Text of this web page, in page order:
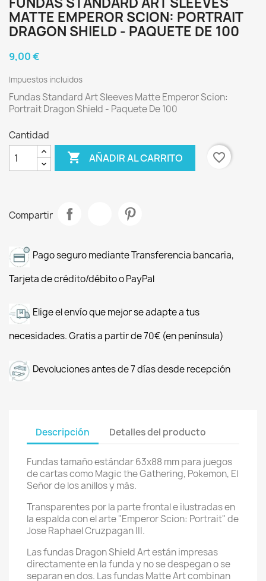
MATTE EMPEROR SCION: PORTRAIT
DRAGON SHIELD - PAQUETE DE 100
9,00 €
Impuestos incluidos
Fundas Standard Art Sleeves Matte Emperor Scion:
Portrait Dragon Shield - Paquete De 100
Cantidad
 AÑADIR AL CARRITO favorite_border
Compartir
Pago seguro mediante Transferencia bancaria,
Tarjeta de crédito/débito o PayPal
Elige el envío que mejor se adapte a tus
necesidades. Gratis a partir de 70€ (en península)
Devoluciones antes de 7 días desde recepción
Descripción Detalles del producto
Fundas tamaño estándar 63x88 mm para juegos
de cartas como Magic the Gathering, Pokemon, El
Señor de los anillos y más.
Transparentes por la parte frontal e ilustradas en
la espalda con el arte "Emperor Scion: Portrait" de
Jose Raphael Cruzpagan III.
Las fundas Dragon Shield Art están impresas
directamente en la funda y no se despegan o se
separan en dos. Las fundas Matte Art combinan